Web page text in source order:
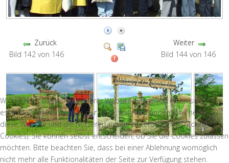
Zurück
Bild 142 von 146
Weiter
Bild 144 von 146
Wir nutzen Cookies auf unserer Website. Einige von ihnen sind
essenziell für den Betrieb der Seite, während andere uns helfen,
diese Website und die Nutzererfahrung zu verbessern (Tracking
Cookies). Sie können selbst entscheiden, ob Sie die Cookies zulassen
möchten. Bitte beachten Sie, dass bei einer Ablehnung womöglich
nicht mehr alle Funktionalitäten der Seite zur Verfügung stehen.